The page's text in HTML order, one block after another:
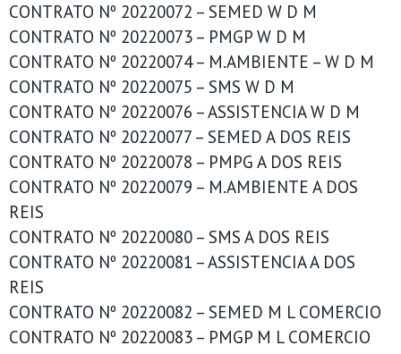
CONTRATO Nº 20220072 – SEMED W D M
CONTRATO Nº 20220073 – PMGP W D M
CONTRATO Nº 20220074 – M.AMBIENTE – W D M
CONTRATO Nº 20220075 – SMS W D M
CONTRATO Nº 20220076 – ASSISTENCIA W D M
CONTRATO Nº 20220077 – SEMED A DOS REIS
CONTRATO Nº 20220078 – PMPG A DOS REIS
CONTRATO Nº 20220079 – M.AMBIENTE A DOS
REIS
CONTRATO Nº 20220080 – SMS A DOS REIS
CONTRATO Nº 20220081 – ASSISTENCIA A DOS
REIS
CONTRATO Nº 20220082 – SEMED M L COMERCIO
CONTRATO Nº 20220083 – PMGP M L COMERCIO